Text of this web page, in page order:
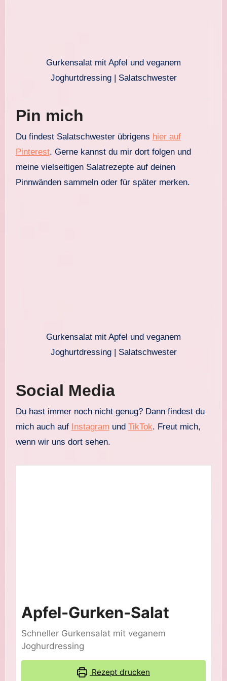
Gurkensalat mit Apfel und veganem
Joghurtdressing | Salatschwester
Pin mich
Du findest Salatschwester übrigens hier auf
Pinterest. Gerne kannst du mir dort folgen und
meine vielseitigen Salatrezepte auf deinen
Pinnwänden sammeln oder für später merken.
Gurkensalat mit Apfel und veganem
Joghurtdressing | Salatschwester
Social Media
Du hast immer noch nicht genug? Dann findest du
mich auch auf Instagram und TikTok. Freut mich,
wenn wir uns dort sehen.
Apfel-Gurken-Salat
Schneller Gurkensalat mit veganem
Joghurdressing
Rezept drucken